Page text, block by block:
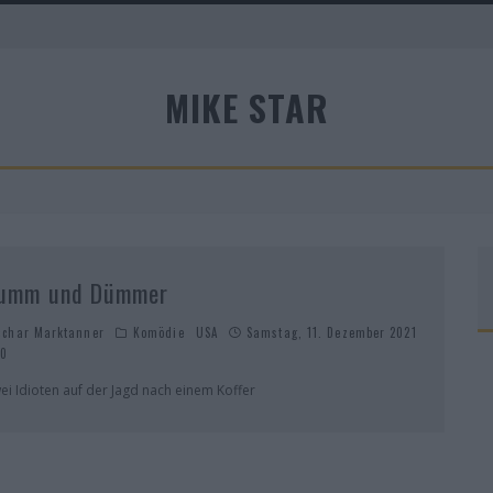
MIKE STAR
und Dümmer
Marktanner Komödie USA
Samstag, 11. Dezember 2021
0
Idioten auf der Jagd nach einem Koffer